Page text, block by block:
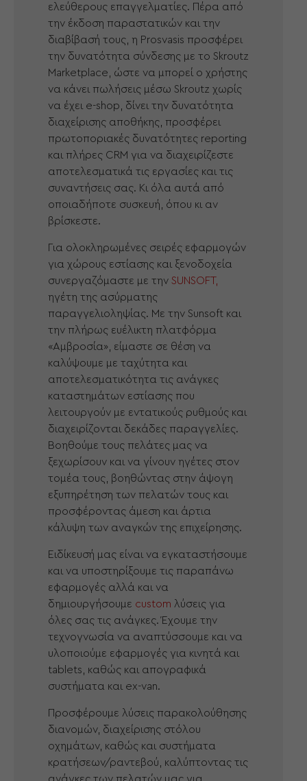
ελεύθερους επαγγελματίες. Πέρα από
την έκδοση παραστατικών και την
διαβίβασή τους, η Prosvasis προσφέρει
την δυνατότητα σύνδεσης με το Skroutz
Marketplace, ώστε να μπορεί ο χρήστης
να κάνει πωλήσεις μέσω Skroutz χωρίς
να έχει e-shop, δίνει την δυνατότητα
διαχείρισης αποθήκης, προσφέρει
πρωτοποριακές δυνατότητες reporting
και πλήρες CRM για να διαχειρίζεστε
αποτελεσματικά τις εργασίες και τις
συναντήσεις σας. Κι όλα αυτά από
οποιαδήποτε συσκευή, όπου κι αν
βρίσκεστε.
Για ολοκληρωμένες σειρές εφαρμογών
για χώρους εστίασης και ξενοδοχεία
συνεργαζόμαστε με την SUNSOFT,
ηγέτη της ασύρματης
παραγγελιοληψίας. Με την Sunsoft και
την πλήρως ευέλικτη πλατφόρμα
«Αμβροσία», είμαστε σε θέση να
καλύψουμε με ταχύτητα και
αποτελεσματικότητα τις ανάγκες
καταστημάτων εστίασης που
λειτουργούν με εντατικούς ρυθμούς και
διαχειρίζονται δεκάδες παραγγελίες.
Βοηθούμε τους πελάτες μας να
ξεχωρίσουν και να γίνουν ηγέτες στον
τομέα τους, βοηθώντας στην άψογη
εξυπηρέτηση των πελατών τους και
προσφέροντας άμεση και άρτια
κάλυψη των αναγκών της επιχείρησης.
Ειδίκευσή μας είναι να εγκαταστήσουμε
και να υποστηρίξουμε τις παραπάνω
εφαρμογές αλλά και να
δημιουργήσουμε custom λύσεις για
όλες σας τις ανάγκες. Έχουμε την
τεχνογνωσία να αναπτύσσουμε και να
υλοποιούμε εφαρμογές για κινητά και
tablets, καθώς και απογραφικά
συστήματα και ex-van.
Προσφέρουμε λύσεις παρακολούθησης
διανομών, διαχείρισης στόλου
οχημάτων, καθώς και συστήματα
κρατήσεων/ραντεβού, καλύπτοντας τις